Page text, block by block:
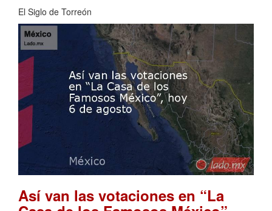
El Siglo de Torreón
Así van las votaciones en “La